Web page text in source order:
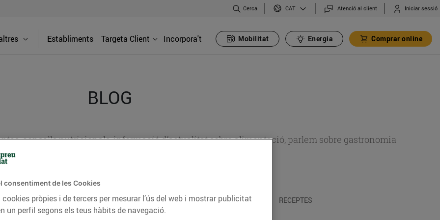
Cerca CAT Atenció al client Iniciar sessió
Establiments Targeta Client Incorpora't Mobilitat Energia Comprar online
BLOG
consells nutricionals, informació d’actualitat sobre alimentació, parlem sobre gastronomia
CONSELLS I HÀBITS SALUDABLES ENERGIA GASTRONOMIA I TRADICIONS RECEPTES
consentiment de les Cookies
pròpies i de tercers per mesurar l’ús del web i mostrar publicitat
un perfil segons els teus hàbits de navegació.